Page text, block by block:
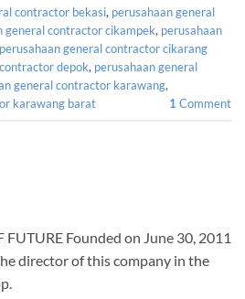
contractor bekasi, perusahaan general
general contractor cikampek, perusahaan
perusahaan general contractor cikarang
depok, perusahaan general
general contractor karawang,
karawang barat
1 Comment
Founded on June 30, 2011
director of this company in the